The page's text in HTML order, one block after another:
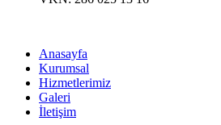
Anasayfa
Kurumsal
Hizmetlerimiz
Galeri
İletişim